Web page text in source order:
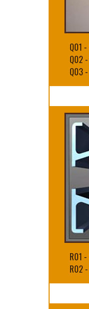
Q01 -
Q02 -
Q03 -
R01 -
R02 -